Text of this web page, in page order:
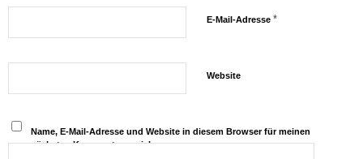
E-Mail-Adresse *
Website
Name, E-Mail-Adresse und Website in diesem Browser für meinen
nächsten Kommentar speichern.